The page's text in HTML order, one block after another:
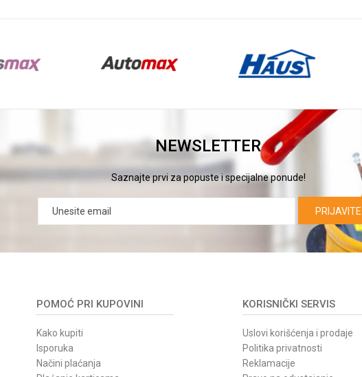
NEWSLETTER
Saznajte prvi za popuste i specijalne ponude!
POMOĆ PRI KUPOVINI
Kako kupiti
Isporuka
Načini plaćanja
KORISNIČKI SERVIS
Uslovi korišćenja i prodaje
Politika privatnosti
Reklamacije